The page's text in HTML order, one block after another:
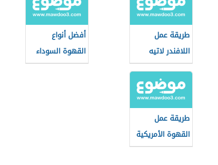
طريقة عمل
اللافندر لاتيه
أفضل أنواع
القهوة السوداء
طريقة عمل
القهوة الأمريكية
في البيت